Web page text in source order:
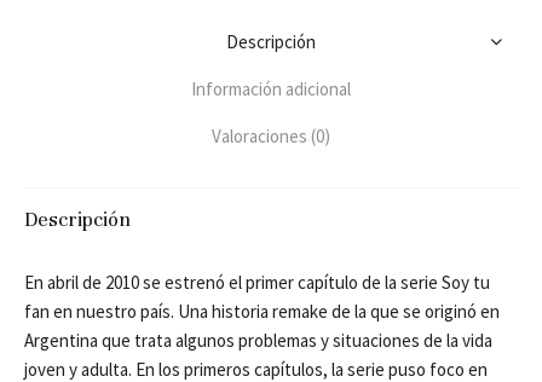
Descripción
Información adicional
Valoraciones (0)
Descripción
En abril de 2010 se estrenó el primer capítulo de la serie Soy tu
fan en nuestro país. Una historia remake de la que se originó en
Argentina que trata algunos problemas y situaciones de la vida
joven y adulta. En los primeros capítulos, la serie puso foco en